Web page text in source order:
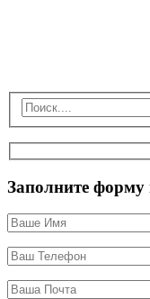
Заполните